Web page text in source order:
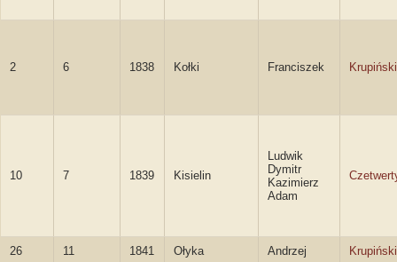
2 6 1838 Kołki Franciszek Krupiński
10 7 1839 Kisielin
Ludwik
Dymitr
Kazimierz
Adam
26 11 1841 Ołyka Andrzej Krupiński